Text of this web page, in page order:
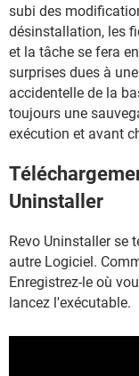
subi des
désinstallation, les
et la tâche se fera
surprises dues à
accidentelle de la
toujours une
exécution et avant
Uninstaller
Revo Uninstaller se
autre Logiciel.
Enregistrez-le où
lancez l'exécutable.